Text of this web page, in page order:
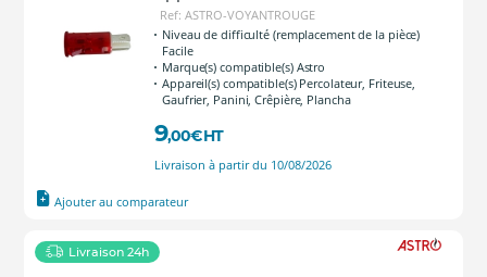
Ref: ASTRO-VOYANTROUGE
Niveau de difficulté (remplacement de la pièce)
Facile
Marque(s) compatible(s) Astro
Appareil(s) compatible(s) Percolateur, Friteuse,
Gaufrier, Panini, Crêpière, Plancha
9,00€HT
Livraison à partir du 10/08/2026
Ajouter au comparateur
Livraison 24h